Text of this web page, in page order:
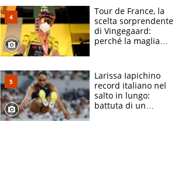
compagni
Tour de France, la
scelta sorprendente
di Vingegaard:
perché la maglia
rischio da evitare
Larissa Iapichino
record italiano nel
salto in lungo:
battuta di un